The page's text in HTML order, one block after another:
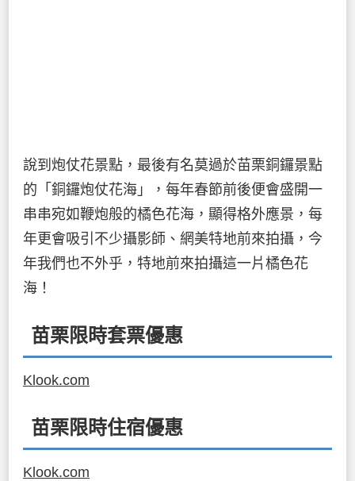
說到炮仗花景點，最後有名莫過於苗栗銅鑼景點
的「銅鑼炮仗花海」，每年春節前後便會盛開一
串串宛如鞭炮般的橘色花海，顯得格外應景，每
年更會吸引不少攝影師、網美特地前來拍攝，今
年我們也不外乎，特地前來拍攝這一片橘色花
海！
苗栗限時套票優惠
Klook.com
苗栗限時住宿優惠
Klook.com